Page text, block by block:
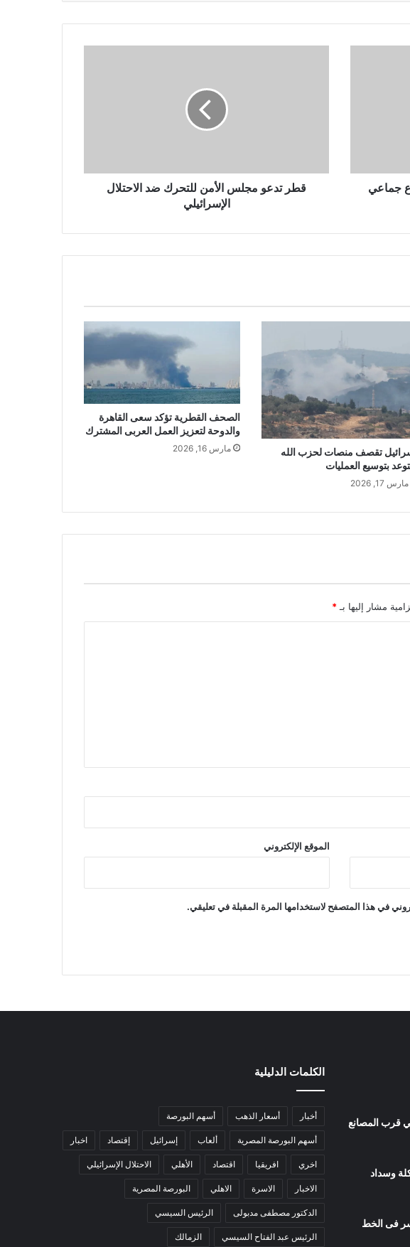
جماعي
قطر تدعو مجلس الأمن للتحرك ضد الاحتلال
الإسرائيلي
تقصف منصات لحزب الله
بتوسيع العمليات
مارس 17, 2026
الصحف القطرية تؤكد سعى القاهرة
والدوحة لتعزيز العمل العربى المشترك
مارس 16, 2026
مشار إليها بـ *
الموقع الإلكتروني
في هذا المتصفح لاستخدامها المرة المقبلة في تعليقي.
قرب المصانع
وسداد
فى الخط
الكلمات الدليلية
أخبار أسعار الذهب أسهم البورصة
أسهم البورصة المصرية ألعاب إسرائيل إقتصاد اخبار
اخري افريقيا اقتصاد الأهلي الاحتلال الإسرائيلي
الاخبار الاسرة الاهلي البورصة المصرية
الدكتور مصطفى مدبولى الرئيس السيسي
الرئيس عبد الفتاح السيسي الزمالك